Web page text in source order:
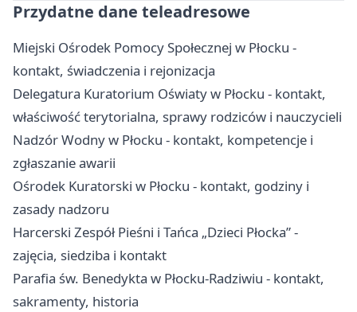
Przydatne dane teleadresowe
Miejski Ośrodek Pomocy Społecznej w Płocku -
kontakt, świadczenia i rejonizacja
Delegatura Kuratorium Oświaty w Płocku - kontakt,
właściwość terytorialna, sprawy rodziców i nauczycieli
Nadzór Wodny w Płocku - kontakt, kompetencje i
zgłaszanie awarii
Ośrodek Kuratorski w Płocku - kontakt, godziny i
zasady nadzoru
Harcerski Zespół Pieśni i Tańca „Dzieci Płocka” -
zajęcia, siedziba i kontakt
Parafia św. Benedykta w Płocku-Radziwiu - kontakt,
sakramenty, historia